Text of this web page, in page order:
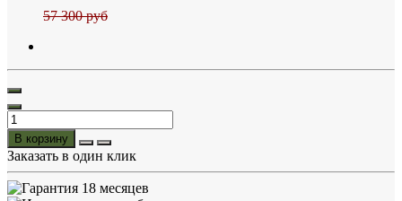
57 300 руб
В корзину
Заказать в один клик